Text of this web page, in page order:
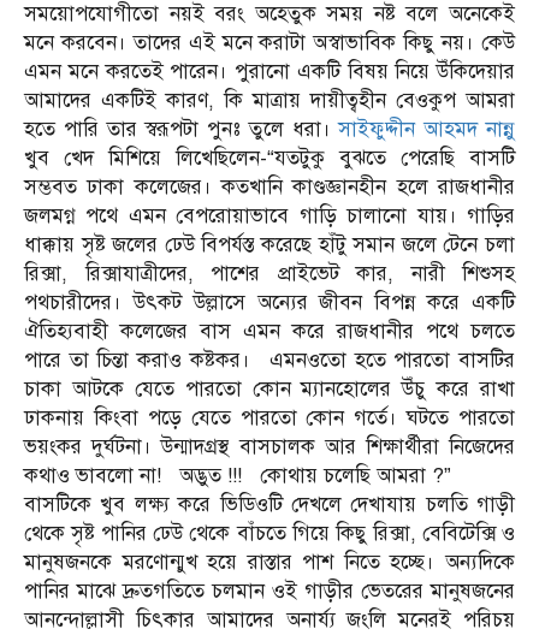
সময়োপযোগীতো নয়ই বরং অহেতুক সময় নষ্ট বলে অনেকেই
মনে করবেন। তাদের এই মনে করাটা অস্বাভাবিক কিছু নয়। কেউ
এমন মনে করতেই পারেন। পুরানো একটি বিষয় নিয়ে উঁকিদেয়ার
আমাদের একটিই কারণ, কি মাত্রায় দায়ীত্বহীন বেওকুপ আমরা
হতে পারি তার স্বরূপটা পুনঃ তুলে ধরা।সাইফুদ্দীন আহমদ নান্নু
খুব খেদ মিশিয়ে লিখেছিলেন-“যতটুকু বুঝতে পেরেছি বাসটি
সম্ভবত ঢাকা কলেজের। কতখানি কাণ্ডজ্ঞানহীন হলে রাজধানীর
জলমগ্ন পথে এমন বেপরোয়াভাবে গাড়ি চালানো যায়। গাড়ির
ধাক্কায় সৃষ্ট জলের ঢেউ বিপর্যস্ত করেছে হাঁটু সমান জলে টেনে চলা
রিক্সা, রিক্সাযাত্রীদের, পাশের প্রাইভেট কার, নারী শিশুসহ
পথচারীদের। উৎকট উল্লাসে অন্যের জীবন বিপন্ন করে একটি
ঐতিহ্যবাহী কলেজের বাস এমন করে রাজধানীর পথে চলতে
পারে তা চিন্তা করাও কষ্টকর। এমনওতো হতে পারতো বাসটির
চাকা আটকে যেতে পারতো কোন ম্যানহোলের উঁচু করে রাখা
ঢাকনায় কিংবা পড়ে যেতে পারতো কোন গর্তে। ঘটতে পারতো
ভয়ংকর দুর্ঘটনা। উন্মাদগ্রস্থ বাসচালক আর শিক্ষার্থীরা নিজেদের
কথাও ভাবলো না! অদ্ভুত !!! কোথায় চলেছি আমরা ?”
বাসটিকে খুব লক্ষ্য করে ভিডিওটি দেখলে দেখাযায় চলতি গাড়ী
থেকে সৃষ্ট পানির ঢেউ থেকে বাঁচতে গিয়ে কিছু রিক্সা, বেবিটেক্সি ও
মানুষজনকে মরণোন্মুখ হয়ে রাস্তার পাশ নিতে হচ্ছে। অন্যদিকে
পানির মাঝে দ্রুতগতিতে চলমান ওই গাড়ীর ভেতরের মানুষজনের
আনন্দোল্লাসী চিৎকার আমাদের অনার্য্য জংলি মনেরই পরিচয়